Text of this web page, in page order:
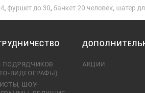
,фуршет до 30,банкет 20 человек, шатер
ПОДРЯДЧИКОВ
ВИДЕОГРАФЫ)
ШОУ-
АКЦИИ